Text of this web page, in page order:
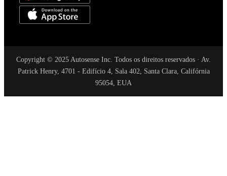
Copyright © 2025 Autosense Inc. Todos os direitos reservados · Av.
Patrick Henry, 4701 - Edifício 4, Sala 402, Santa Clara, Califórnia
95054, EUA